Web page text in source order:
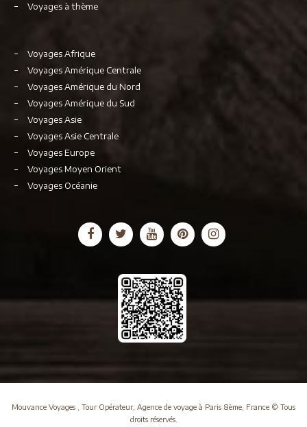
Voyages à thème
Voyages Afrique
Voyages Amérique Centrale
Voyages Amérique du Nord
Voyages Amérique du Sud
Voyages Asie
Voyages Asie Centrale
Voyages Europe
Voyages Moyen Orient
Voyages Océanie
Mouvance Voyages , Tour Opérateur, Agence de voyage à Paris 8ème, France © Tous
droits réservés.